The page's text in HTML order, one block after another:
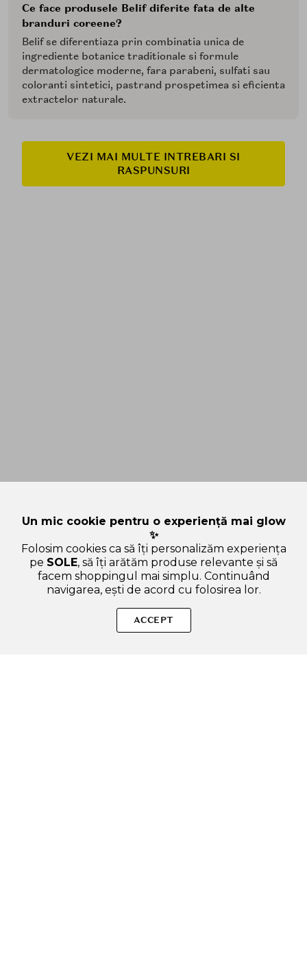
Ce face produsele Belif diferite fata de alte
branduri coreene?
Belif se diferentiaza prin combinatia unica de
ingrediente botanice traditionale si formule
dermatologice moderne, fara parabeni, sulfati sau
coloranti sintetici, pastrand prospetimea si eficienta
extractelor naturale.
VEZI MAI MULTE INTREBARI SI
RASPUNSURI
Produse autentice, conforme UE, alese responsabil.
Un mic cookie pentru o experiență mai glow
✨
Folosim cookies ca să îți personalizăm experiența
pe SOLE, să îți arătăm produse relevante și să
facem shoppingul mai simplu. Continuând
navigarea, ești de acord cu folosirea lor.
ACCEPT